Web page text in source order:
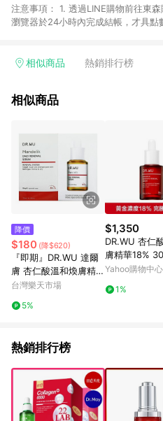
注意事項： 1. 透過LINE購物前往東
瀏覽器於24小時內完成結帳，才具點
單，皆不在點數回饋範圍內。 3. 如
球嚴選、商城、專案商品、「草莓網
回饋。 5. 點數回饋會扣除所有折扣
實際回饋請依LINE購物通知為主。 6.
ETMall站內之折扣優惠(包含但不限
券等)，不具點數回饋資格。詳細請
顯示為準。 7. LINE購物設有「單一
殊活動時開放「回饋無上限」)，以
計算，並依訂單成立時間當下LINE
8. LINE購物為購物資訊整合性平台
如顯示之商品規格、顏色、價位、贈
頁不符，以銷售網頁標示為準。 9.
日期+180天以內至LINE購物客服洽
行申訴，恕無法贈點回饋。 10. 部分
用，或不適用於無回饋商品。各點數
請依點數紅包頁面規則為準。
相似商品 熱銷排行榜
相似商品
降價
$180 (降$620)
『即期』DR.WU 達爾
膚 杏仁酸溫和煥膚精華
6% (15ml)【優．日
台灣樂天市場
5%
$1,350
DR.WU 杏仁
膚精華18%
Yahoo購物中心
1%
熱銷排行榜